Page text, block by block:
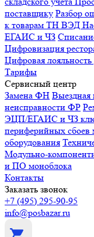
поставщику Разбор
к товарам ТН ВЭД
ЕГАИС и ЧЗ
Цифровизация
Цифровая лояльность
Тарифы
Сервисный центр
Замена ФН Выездная
неисправности ФР
ЭЦП/ЕГАИС и ЧЗ
периферийных сбоев
оборудования
Модульно-
и ПО моноблока
Контакты
Заказать звонок
+7 (495) 295-90-95
info@posbazar.ru